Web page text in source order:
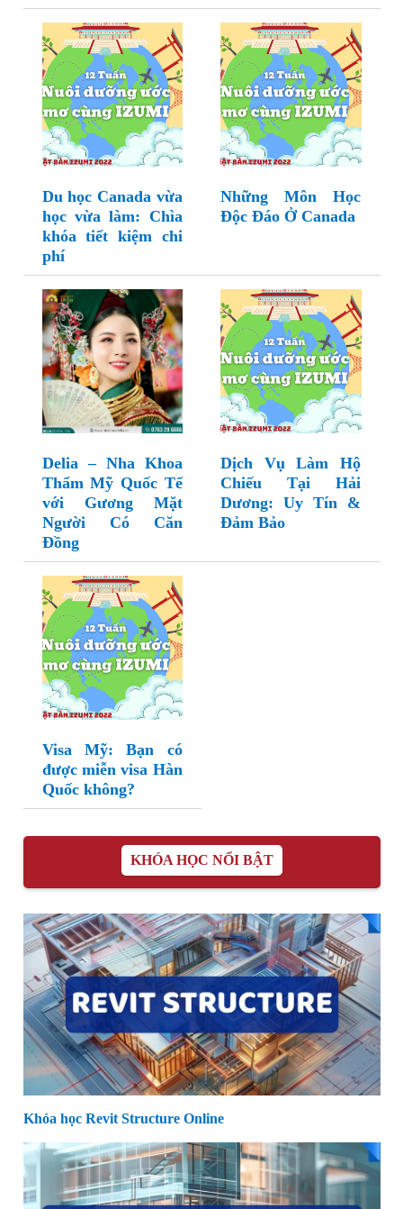
Du học Canada vừa
học vừa làm: Chìa
khóa tiết kiệm chi
phí
Những Môn Học
Độc Đáo Ở Canada
Delia – Nha Khoa
Thẩm Mỹ Quốc Tế
với Gương Mặt
Người Có Căn
Đồng
Dịch Vụ Làm Hộ
Chiếu Tại Hải
Dương: Uy Tín &
Đảm Bảo
Visa Mỹ: Bạn có
được miễn visa Hàn
Quốc không?
KHÓA HỌC NỔI BẬT
Khóa học Revit Structure Online